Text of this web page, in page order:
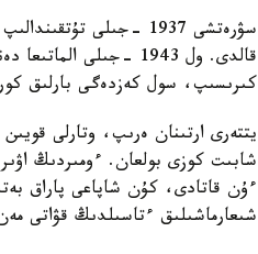
قالدى. ول 1943 -جىلى
كىرىسىپ، سول كەزدەگى بارلىق
يتتەرى ارتىنان ەرىپ، وتارلى
شابىت كوزى بولعان. ءومىردىڭ
ءۇن قاتادى، كۇن شاپاعى پاراق
شىعارماشىلىق ءتاسىلدىڭ قۋاتى